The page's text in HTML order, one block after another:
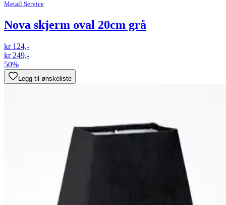
Metall Service
Nova skjerm oval 20cm grå
kr 124,-
kr 249,-
50%
Legg til ønskeliste